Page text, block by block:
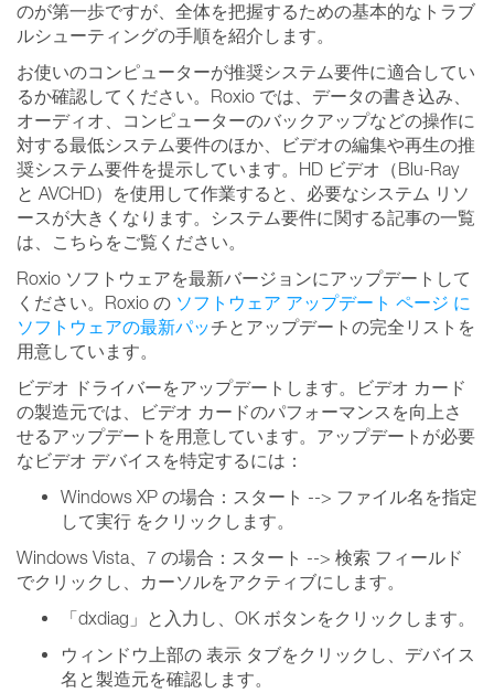
のが第一歩ですが、全体を把握するための基本的なトラブ
ルシューティングの手順を紹介します。
お使いのコンピューターが推奨システム要件に適合してい
るか確認してください。Roxio では、データの書き込み、
オーディオ、コンピューターのバックアップなどの操作に
対する最低システム要件のほか、ビデオの編集や再生の推
奨システム要件を提示しています。HD ビデオ（Blu-Ray
と AVCHD）を使用して作業すると、必要なシステム リソ
ースが大きくなります。システム要件に関する記事の一覧
は、こちらをご覧ください。
Roxio ソフトウェアを最新バージョンにアップデートして
ください。Roxio の ソフトウェア アップデート ページ に
ソフトウェアの最新パッチとアップデートの完全リストを
用意しています。
ビデオ ドライバーをアップデートします。ビデオ カード
の製造元では、ビデオ カードのパフォーマンスを向上さ
せるアップデートを用意しています。アップデートが必要
なビデオ デバイスを特定するには：
Windows XP の場合：スタート --> ファイル名を指定
して実行 をクリックします。
Windows Vista、7 の場合：スタート --> 検索 フィールド
でクリックし、カーソルをアクティブにします。
「dxdiag」と入力し、OK ボタンをクリックします。
ウィンドウ上部の 表示 タブをクリックし、デバイス
名と製造元を確認します。